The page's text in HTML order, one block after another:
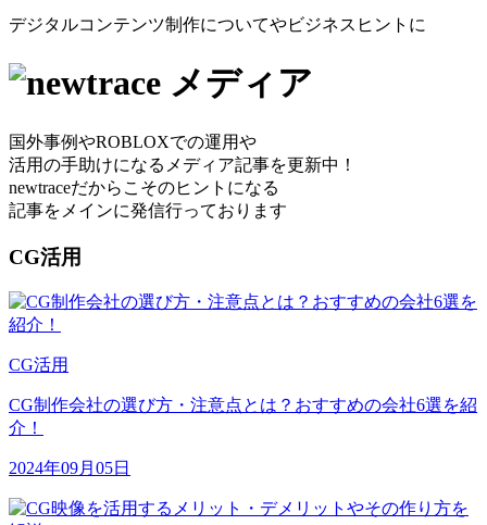
デジタルコンテンツ制作についてやビジネスヒントに
メディア
国外事例やROBLOXでの運用や
活用の手助けになるメディア記事を更新中！
newtraceだからこそのヒントになる
記事をメインに発信行っております
CG活用
CG活用
CG制作会社の選び方・注意点とは？おすすめの会社6選を紹
介！
2024年09月05日